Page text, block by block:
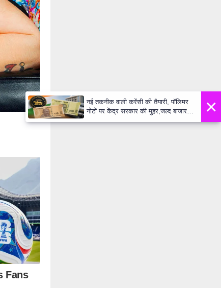
×
नई तकनीक वाली करेंसी की तैयारी, पॉलिमर
नोटों पर केंद्र सरकार की मुहर,जल्द बाजार में
दिखेंगे प्लास्टिक के ₹10 और ₹20 के नोट -